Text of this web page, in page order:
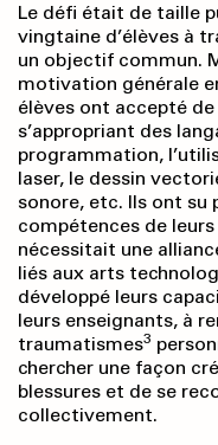
Le défi était de taille
vingtaine d’élèves à
un objectif commun.
motivation générale
élèves ont accepté
s’appropriant des
programmation,
laser, le dessin
sonore, etc. Ils ont
compétences de
nécessitait une
liés aux arts
développé leurs
leurs enseignants, à
traumatismes3
chercher une façon
blessures et de se
collectivement.